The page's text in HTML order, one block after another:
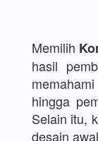
Memilih
hasil
hingga
Selain itu,
desain